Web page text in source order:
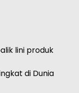
lini produk
di Dunia